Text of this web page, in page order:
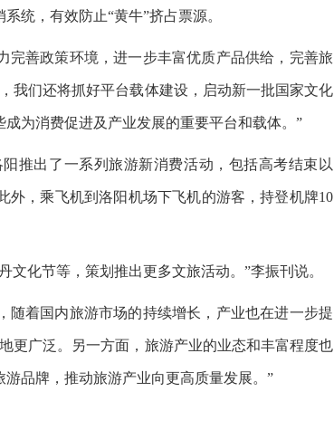
统，有效防止“黄牛”挤占票源。
善政策环境，进一步丰富优质产品供给，完善旅
我们还将抓好平台载体建设，启动新一批国家文化
为消费促进及产业发展的重要平台和载体。”
推出了一系列旅游新消费活动，包括高考结束以
外，乘飞机到洛阳机场下飞机的游客，持登机牌10
化节等，策划推出更多文旅活动。”李振刊说。
随着国内旅游市场的持续增长，产业也在进一步提
更广泛。另一方面，旅游产业的业态和丰富程度也
品牌，推动旅游产业向更高质量发展。”